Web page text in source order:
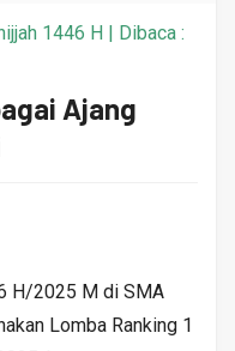
1446 H | Dibaca :
Ajang
H/2025 M di SMA
Lomba Ranking 1